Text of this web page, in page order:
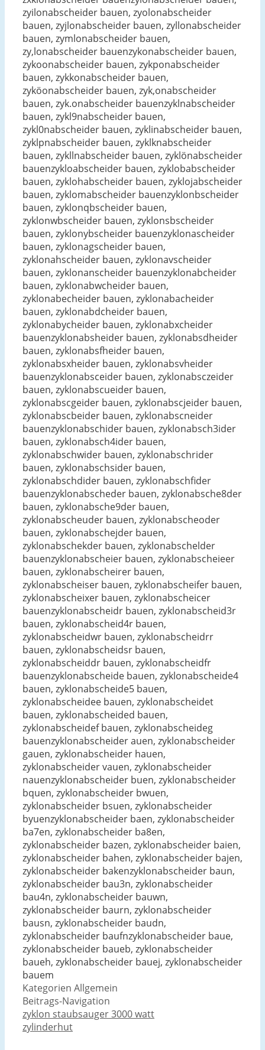
zyilonabscheider bauen, zyolonabscheider
bauen, zyjlonabscheider bauen, zyllonabscheider
bauen, zymlonabscheider bauen,
zy,lonabscheider bauenzykonabscheider bauen,
zykoonabscheider bauen, zykponabscheider
bauen, zykkonabscheider bauen,
zyköonabscheider bauen, zyk,onabscheider
bauen, zyk.onabscheider bauenzyklnabscheider
bauen, zykl9nabscheider bauen,
zykl0nabscheider bauen, zyklinabscheider bauen,
zyklpnabscheider bauen, zyklknabscheider
bauen, zykllnabscheider bauen, zyklönabscheider
bauenzykloabscheider bauen, zyklobabscheider
bauen, zyklohabscheider bauen, zyklojabscheider
bauen, zyklomabscheider bauenzyklonbscheider
bauen, zyklonqbscheider bauen,
zyklonwbscheider bauen, zyklonsbscheider
bauen, zyklonybscheider bauenzyklonascheider
bauen, zyklonagscheider bauen,
zyklonahscheider bauen, zyklonavscheider
bauen, zyklonanscheider bauenzyklonabcheider
bauen, zyklonabwcheider bauen,
zyklonabecheider bauen, zyklonabacheider
bauen, zyklonabdcheider bauen,
zyklonabycheider bauen, zyklonabxcheider
bauenzyklonabsheider bauen, zyklonabsdheider
bauen, zyklonabsfheider bauen,
zyklonabsxheider bauen, zyklonabsvheider
bauenzyklonabsceider bauen, zyklonabsczeider
bauen, zyklonabscueider bauen,
zyklonabscgeider bauen, zyklonabscjeider bauen,
zyklonabscbeider bauen, zyklonabscneider
bauenzyklonabschider bauen, zyklonabsch3ider
bauen, zyklonabsch4ider bauen,
zyklonabschwider bauen, zyklonabschrider
bauen, zyklonabschsider bauen,
zyklonabschdider bauen, zyklonabschfider
bauenzyklonabscheder bauen, zyklonabsche8der
bauen, zyklonabsche9der bauen,
zyklonabscheuder bauen, zyklonabscheoder
bauen, zyklonabschejder bauen,
zyklonabschekder bauen, zyklonabschelder
bauenzyklonabscheier bauen, zyklonabscheieer
bauen, zyklonabscheirer bauen,
zyklonabscheiser bauen, zyklonabscheifer bauen,
zyklonabscheixer bauen, zyklonabscheicer
bauenzyklonabscheidr bauen, zyklonabscheid3r
bauen, zyklonabscheid4r bauen,
zyklonabscheidwr bauen, zyklonabscheidrr
bauen, zyklonabscheidsr bauen,
zyklonabscheiddr bauen, zyklonabscheidfr
bauenzyklonabscheide bauen, zyklonabscheide4
bauen, zyklonabscheide5 bauen,
zyklonabscheidee bauen, zyklonabscheidet
bauen, zyklonabscheided bauen,
zyklonabscheidef bauen, zyklonabscheideg
bauenzyklonabscheider auen, zyklonabscheider
gauen, zyklonabscheider hauen,
zyklonabscheider vauen, zyklonabscheider
nauenzyklonabscheider buen, zyklonabscheider
bquen, zyklonabscheider bwuen,
zyklonabscheider bsuen, zyklonabscheider
byuenzyklonabscheider baen, zyklonabscheider
ba7en, zyklonabscheider ba8en,
zyklonabscheider bazen, zyklonabscheider baien,
zyklonabscheider bahen, zyklonabscheider bajen,
zyklonabscheider bakenzyklonabscheider baun,
zyklonabscheider bau3n, zyklonabscheider
bau4n, zyklonabscheider bauwn,
zyklonabscheider baurn, zyklonabscheider
bausn, zyklonabscheider baudn,
zyklonabscheider baufnzyklonabscheider baue,
zyklonabscheider baueb, zyklonabscheider
baueh, zyklonabscheider bauej, zyklonabscheider
bauem
Kategorien Allgemein
Beitrags-Navigation
zyklon staubsauger 3000 watt
zylinderhut